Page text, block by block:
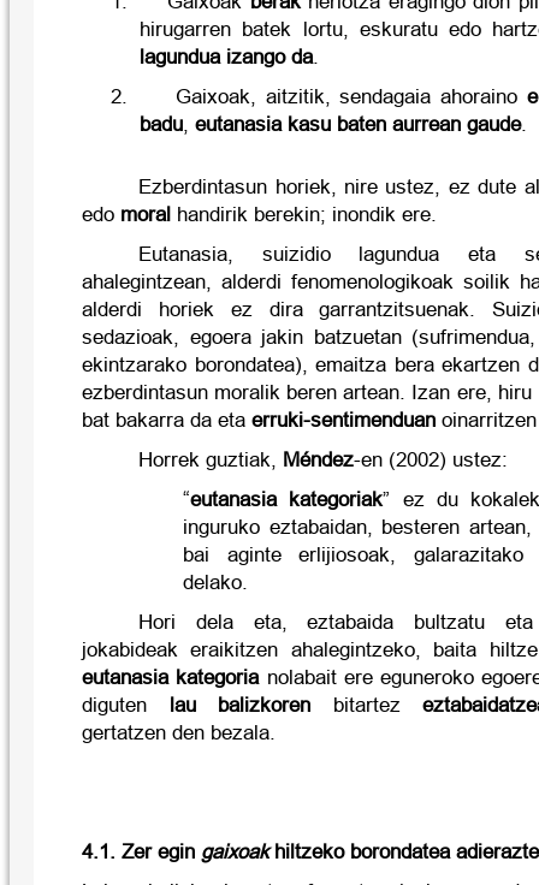
hirugarren batek lortu, eskuratu edo
lagundua izango da.
2.
Gaixoak, aitzitik, sendagaia ahoraino
badu, eutanasia kasu baten aurrean gaude.
Ezberdintasun horiek, nire ustez, ez dute
edo moral handirik berekin; inondik ere.
Eutanasia, suizidio lagundua eta
ahalegintzean, alderdi fenomenologikoak soilik
alderdi horiek ez dira garrantzitsuenak.
sedazioak, egoera jakin batzuetan
ekintzarako borondatea), emaitza bera ekartzen
ezberdintasun moralik beren artean. Izan ere,
bat bakarra da eta erruki-sentimenduan
Horrek guztiak, Méndez-en (2002) ustez:
“eutanasia kategoriak” ez du
inguruko eztabaidan, besteren
bai aginte erlijiosoak,
delako.
Hori dela eta, eztabaida bultzatu eta
jokabideak eraikitzen ahalegintzeko, baita
eutanasia kategoria nolabait ere eguneroko
diguten lau balizkoren bitartez
gertatzen den bezala.
4.1. Zer egin gaixoakhiltzeko borondatea